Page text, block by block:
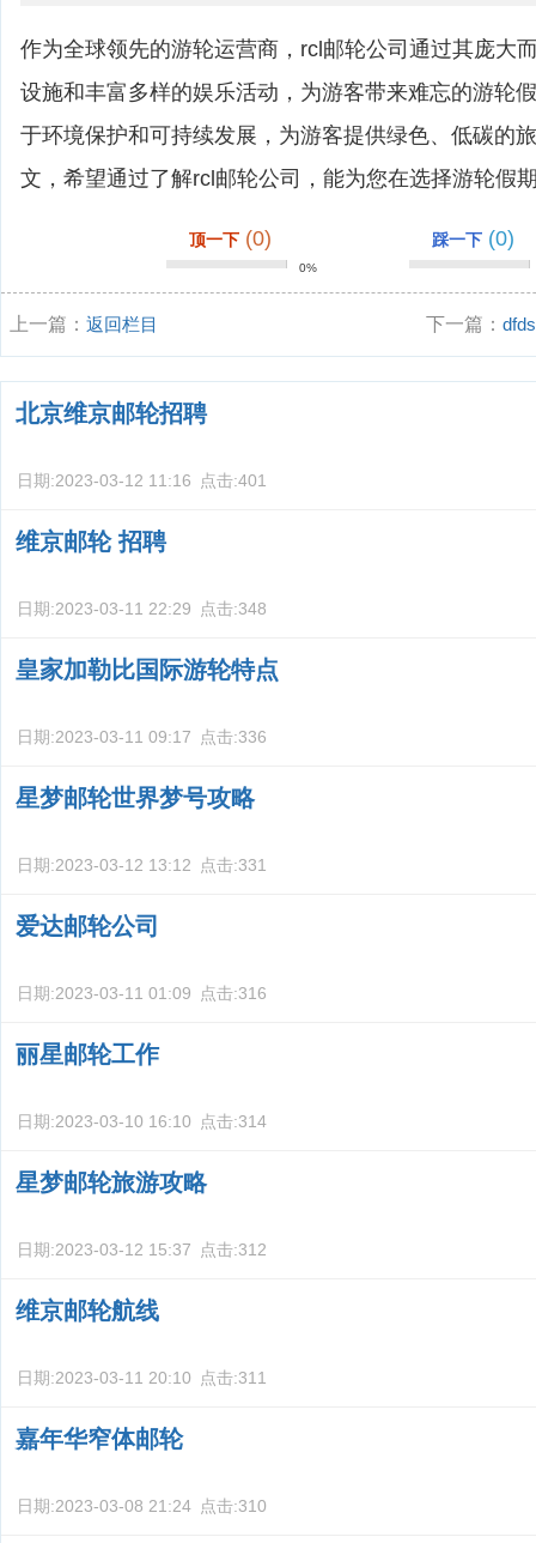
作为全球领先的游轮运营商，rcl邮轮公司通过其庞大
设施和丰富多样的娱乐活动，为游客带来难忘的游轮
于环境保护和可持续发展，为游客提供绿色、低碳的
文，希望通过了解rcl邮轮公司，能为您在选择游轮假
顶一下 (0)
0%
踩一下 (0)
上一篇： 返回栏目 下一篇：
北京维京邮轮招聘
日期:2023-03-12 11:16 点击:401
维京邮轮 招聘
日期:2023-03-11 22:29 点击:348
皇家加勒比国际游轮特点
日期:2023-03-11 09:17 点击:336
星梦邮轮世界梦号攻略
日期:2023-03-12 13:12 点击:331
爱达邮轮公司
日期:2023-03-11 01:09 点击:316
丽星邮轮工作
日期:2023-03-10 16:10 点击:314
星梦邮轮旅游攻略
日期:2023-03-12 15:37 点击:312
维京邮轮航线
日期:2023-03-11 20:10 点击:311
嘉年华窄体邮轮
日期:2023-03-08 21:24 点击:310